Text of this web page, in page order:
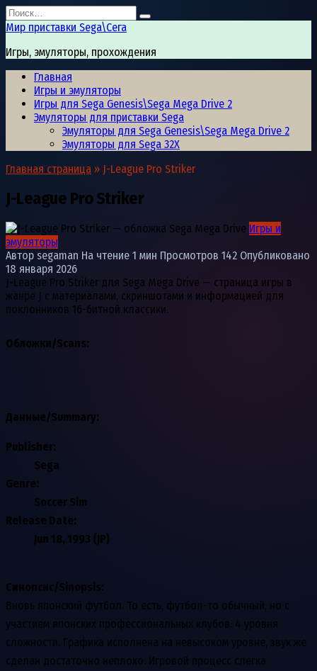
Перейти
к
содержанию
Search
for:
Мир приставки Sega\Сега
Игры, эмуляторы, прохождения
Главная
Игры и эмуляторы
Игры для Sega Genesis\Sega Mega Drive 2
Эмуляторы для приставки Sega
Эмуляторы для Sega Genesis\Sega Mega Drive 2
Эмуляторы для Sega 32X
Главная страница » J-League Pro Striker
J-League Pro Striker
Игры и
эмуляторы
Автор segaman На чтение 1 мин Просмотров 142 Опубликовано
18 января 2026
J-League Pro Striker для Sega Mega Drive — страница игры в
жанре J с материалами, скриншотами и информацией для
поклонников 16-битной классики.
Обложки/Scans:
Данные/Summary:
Publisher:
Sega
Genre:
Soccer Sim
Release Date:
Jun 18, 1993 (JP)
Синопсис/Sinopsis:
Вновь японский футбол. То есть, футбол-то обычный, но с
участием японских профессиональных клубов. 4 уровня
сложности. Графика исполнена на невысоком уровне, звук же
сделан достаточно неплохо. Игровой процесс слегка